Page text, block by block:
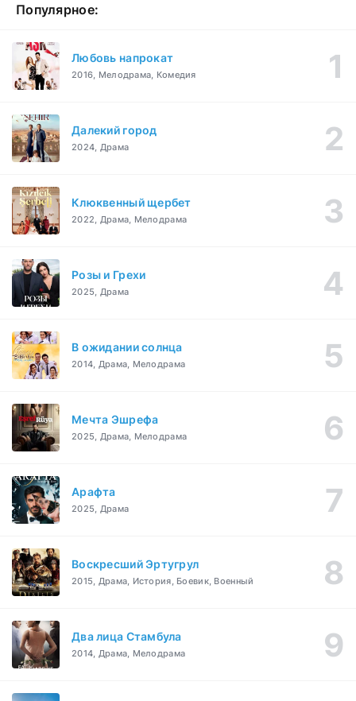
Популярное:
Любовь напрокат
2016, Мелодрама, Комедия
Далекий город
2024, Драма
Клюквенный щербет
2022, Драма, Мелодрама
Розы и Грехи
2025, Драма
В ожидании солнца
2014, Драма, Мелодрама
Мечта Эшрефа
2025, Драма, Мелодрама
Арафта
2025, Драма
Воскресший Эртугрул
2015, Драма, История, Боевик, Военный
Два лица Стамбула
2014, Драма, Мелодрама